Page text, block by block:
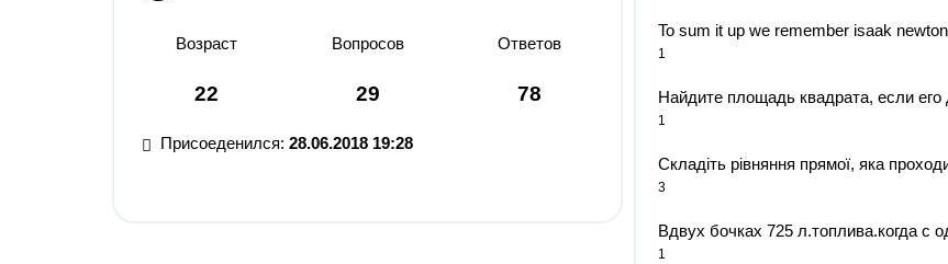
Возраст Вопросов Ответов
22 29 78
Присоеденился: 28.06.2018 19:28
To sum it up we remember isaak
1
Найдите площадь квадрата, если его
1
Складіть рівняння прямої, яка
3
Вдвух бочках 725 л.топлива.когда с
1